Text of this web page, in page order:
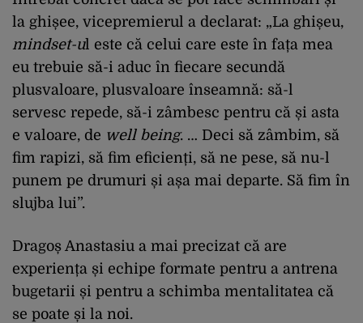
la ghișee, vicepremierul a declarat: „La ghișeu,
mindset-ul este că celui care este în fața mea
eu trebuie să-i aduc în fiecare secundă
plusvaloare, plusvaloare înseamnă: să-l
servesc repede, să-i zâmbesc pentru că și asta
e valoare, de well being. … Deci să zâmbim, să
fim rapizi, să fim eficienți, să ne pese, să nu-l
punem pe drumuri și așa mai departe. Să fim în
slujba lui”.
Dragoș Anastasiu a mai precizat că are
experiența și echipe formate pentru a antrena
bugetarii și pentru a schimba mentalitatea că
se poate și la noi.